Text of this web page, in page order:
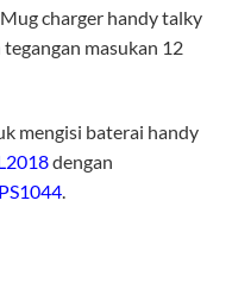
charger handy talky
masukan 12
mengisi baterai handy
dengan